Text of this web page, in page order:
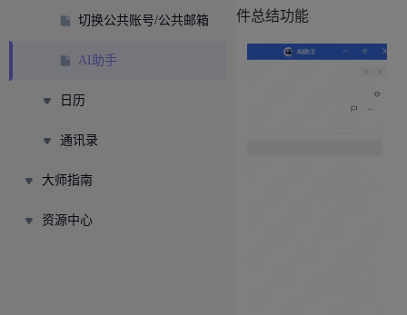
切换公共账号/公共邮箱
AI助手
日历
通讯录
大师指南
资源中心
件总结功能